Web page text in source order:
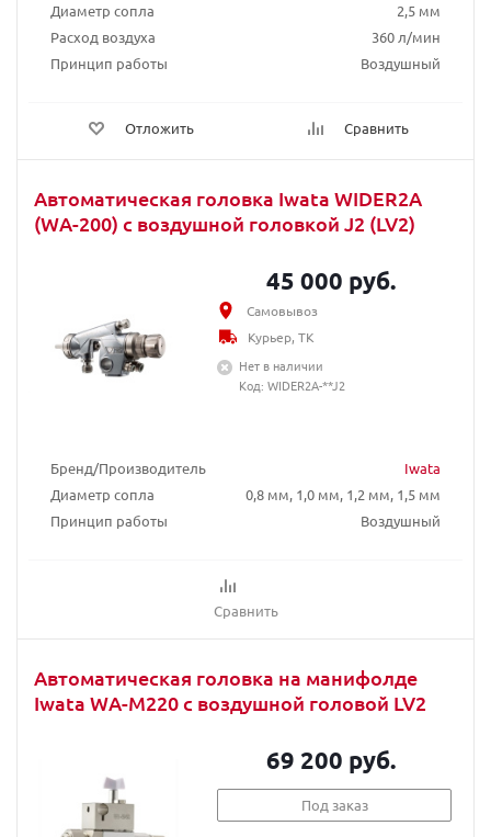
Диаметр сопла
2,5 мм
Расход воздуха
360 л/мин
Принцип работы
Воздушный
Отложить Сравнить
Автоматическая головка Iwata WIDER2A
(WA-200) с воздушной головкой J2 (LV2)
Бренд/Производитель
Iwata
Диаметр сопла
0,8 мм, 1,0 мм, 1,2 мм, 1,5 мм
Принцип работы
Воздушный
Сравнить
45 000 руб.
Самовывоз
Курьер, ТК
Нет в наличии
Код: WIDER2A-**J2
Автоматическая головка на манифолде
Iwata WA-M220 с воздушной головой LV2
69 200 руб.
Под заказ